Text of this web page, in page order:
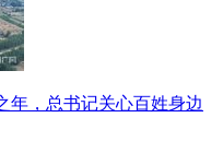
年，总书记关心百姓身边